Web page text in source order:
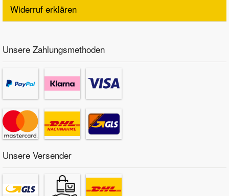
Widerruf erklären
Unsere Zahlungsmethoden
Unsere Versender